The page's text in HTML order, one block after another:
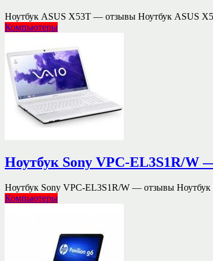
Ноутбук ASUS X53T — отзывы Ноутбук ASUS
Компьютеры
Ноутбук Sony VPC-EL3S1R/W
Ноутбук Sony VPC-EL3S1R/W — отзывы
Компьютеры